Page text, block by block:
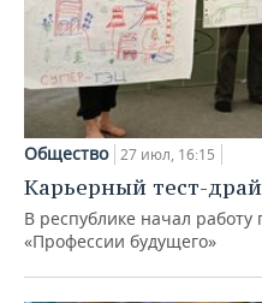
Общество 27 июл, 16:15
Карьерный тест-
В республике начал
«Профессии будущего»